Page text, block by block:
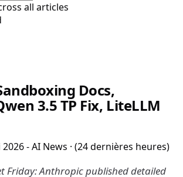
all articles
Docs,
3.5 TP Fix, LiteLLM
- AI News · (24 dernières heures)
Friday: Anthropic published detailed